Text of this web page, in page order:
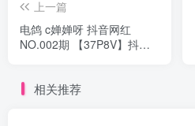
上一篇
电鸽 c婵婵呀 抖音网红
NO.002期 【37P8V】抖音
相关推荐